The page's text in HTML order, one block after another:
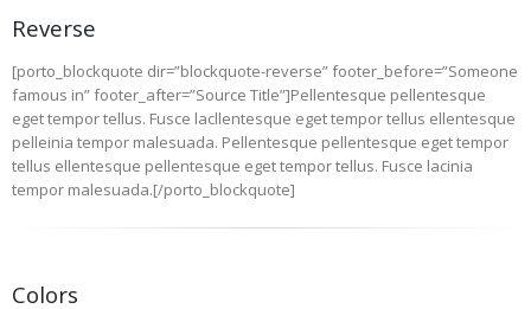
Reverse
[porto_blockquote dir=”blockquote-reverse” footer_before=”Someone
famous in” footer_after=”Source Title”]Pellentesque pellentesque
eget tempor tellus. Fusce lacllentesque eget tempor tellus ellentesque
pelleinia tempor malesuada. Pellentesque pellentesque eget tempor
tellus ellentesque pellentesque eget tempor tellus. Fusce lacinia
tempor malesuada.[/porto_blockquote]
Colors